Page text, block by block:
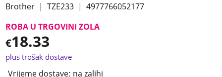
Brother TZE233
4977766052177
ROBA U TRGOVINI ZOLA
€18.33
plus trošak dostave
Vrijeme dostave: na zalihi